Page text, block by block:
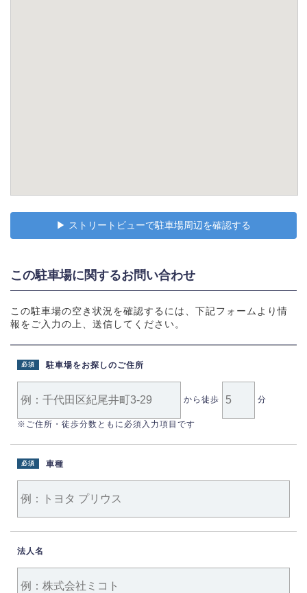
▶︎ ストリートビューで駐車場周辺を確認する
この駐車場に関するお問い合わせ
この駐車場の空き状況を確認するには、下記フォームより情
報をご入力の上、送信してください。
駐車場をお探しのご住所
必須
から徒歩 分
※ご住所・徒歩分数ともに必須入力項目です
車種
必須
法人名